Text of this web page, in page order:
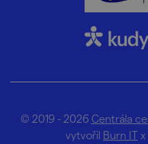
© 2019 - 2026 Centrála
vytvořil Burn IT